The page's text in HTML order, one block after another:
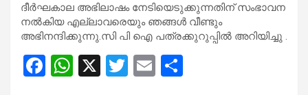
ദീർഘകാല അഭിലാഷം നേടിയെടുക്കുന്നതിന് സംഭാവന
നൽകിയ എല്ലാവരെയും ഞങ്ങൾ വീണ്ടും
അഭിനന്ദിക്കുന്നു.സി പി ഐ പത്രക്കുറുപ്പിൽ അറിയിച്ചു .
F
W X
T
E